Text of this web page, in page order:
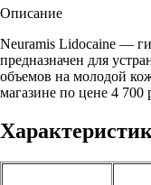
Описание
Neuramis Lidocaine —
предназначен для
объемов на молодой
магазине по цене 4 700